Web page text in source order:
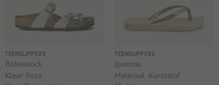
TEENSLIPPERS
Birkenstock
Kleur: Roze
TEENSLIPPERS
Ipanema
Materiaal: Kunststof